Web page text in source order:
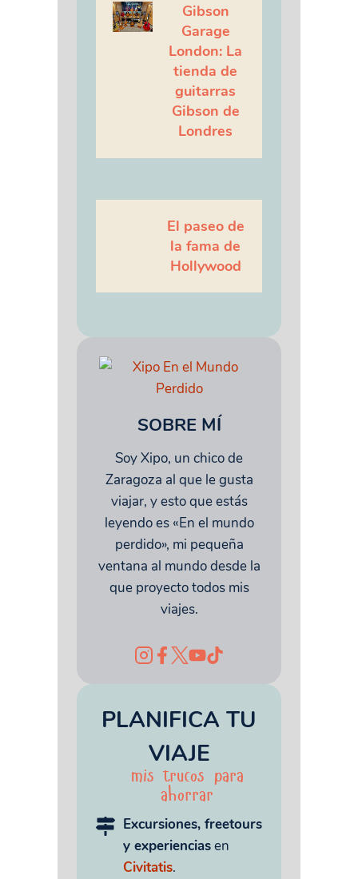
Gibson
Garage
London: La
tienda de
guitarras
Gibson de
Londres
El paseo de
la fama de
Hollywood
SOBRE MÍ
Soy Xipo, un chico de
Zaragoza al que le gusta
viajar, y esto que estás
leyendo es «En el mundo
perdido», mi pequeña
ventana al mundo desde la
que proyecto todos mis
viajes.
PLANIFICA TU
VIAJE
mis trucos para
ahorrar
Excursiones, freetours
y experienciasen
Civitatis.